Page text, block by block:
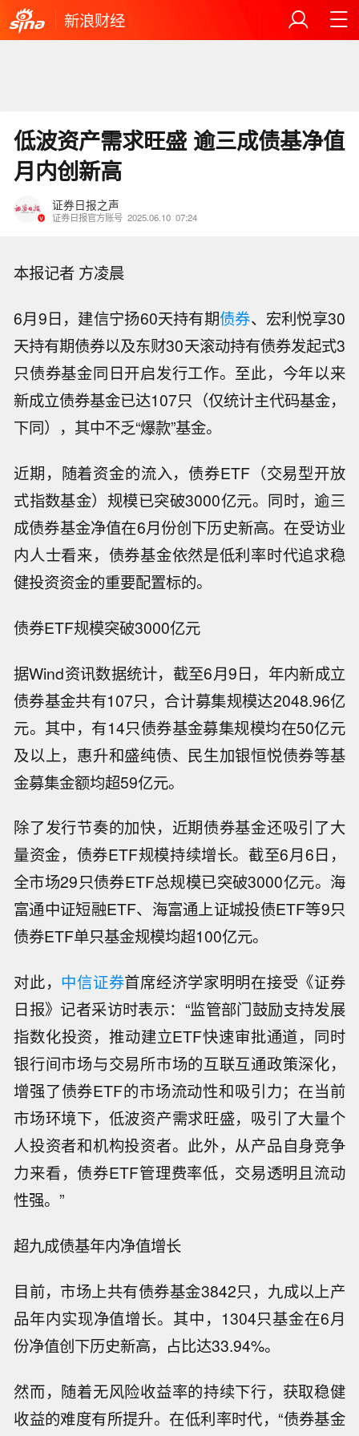
新浪财经
低波资产需求旺盛 逾三成债基净值
月内创新高
证券日报之声
证券日报官方账号 2025.06.10 07:24
本报记者 方凌晨
6月9日，建信宁扬60天持有期债券、宏利悦享30
天持有期债券以及东财30天滚动持有债券发起式3
只债券基金同日开启发行工作。至此，今年以来
新成立债券基金已达107只（仅统计主代码基金，
下同），其中不乏“爆款”基金。
近期，随着资金的流入，债券ETF（交易型开放
式指数基金）规模已突破3000亿元。同时，逾三
成债券基金净值在6月份创下历史新高。在受访业
内人士看来，债券基金依然是低利率时代追求稳
健投资资金的重要配置标的。
债券ETF规模突破3000亿元
据Wind资讯数据统计，截至6月9日，年内新成立
债券基金共有107只，合计募集规模达2048.96亿
元。其中，有14只债券基金募集规模均在50亿元
及以上，惠升和盛纯债、民生加银恒悦债券等基
金募集金额均超59亿元。
除了发行节奏的加快，近期债券基金还吸引了大
量资金，债券ETF规模持续增长。截至6月6日，
全市场29只债券ETF总规模已突破3000亿元。海
富通中证短融ETF、海富通上证城投债ETF等9只
债券ETF单只基金规模均超100亿元。
对此， 中信证券首席经济学家明明在接受《证券
日报》记者采访时表示：“监管部门鼓励支持发展
指数化投资，推动建立ETF快速审批通道，同时
银行间市场与交易所市场的互联互通政策深化，
增强了债券ETF的市场流动性和吸引力；在当前
市场环境下，低波资产需求旺盛，吸引了大量个
人投资者和机构投资者。此外，从产品自身竞争
力来看，债券ETF管理费率低，交易透明且流动
性强。”
超九成债基年内净值增长
目前，市场上共有债券基金3842只，九成以上产
品年内实现净值增长。其中，1304只基金在6月
份净值创下历史新高，占比达33.94%。
然而，随着无风险收益率的持续下行，获取稳健
收益的难度有所提升。在低利率时代，“债券基金